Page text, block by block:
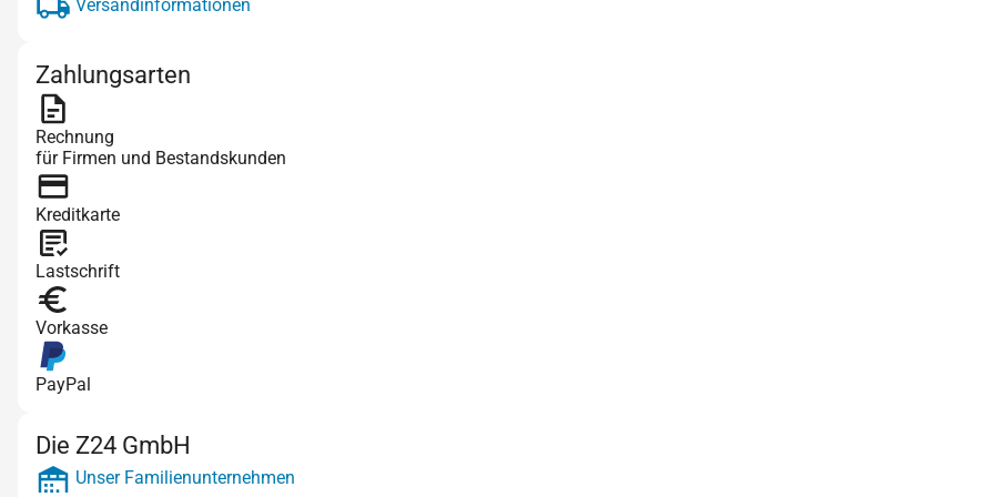
Versandinformationen
Zahlungsarten
Rechnung
für Firmen und Bestandskunden
Kreditkarte
Lastschrift
Vorkasse
PayPal
Die Z24 GmbH
Unser Familienunternehmen